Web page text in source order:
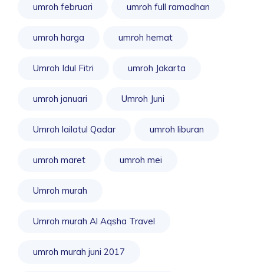
umroh februari umroh full ramadhan
umroh harga umroh hemat
Umroh Idul Fitri umroh Jakarta
umroh januari Umroh Juni
Umroh lailatul Qadar umroh liburan
umroh maret umroh mei
Umroh murah
Umroh murah Al Aqsha Travel
umroh murah juni 2017